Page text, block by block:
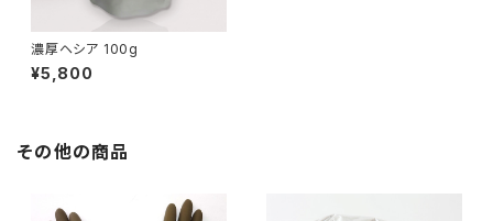
濃厚ヘシア 100g
¥5,800
その他の商品